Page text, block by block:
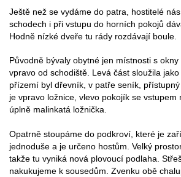
Ještě než se vydáme do patra, hostitelé
schodech i při vstupu do horních pokojů
Hodně nízké dveře tu rády rozdávají boule.
Původně bývaly obytné jen místnosti s
vpravo od schodiště. Levá část sloužila
přízemí byl dřevník, v patře seník,
je vpravo ložnice, vlevo pokojík se vstupem
úplně malinkatá ložnička.
Opatrně stoupáme do podkroví, které je
jednoduše a je určeno hostům. Velký
takže tu vyniká nová plovoucí podlaha.
nakukujeme k sousedům. Zvenku obě